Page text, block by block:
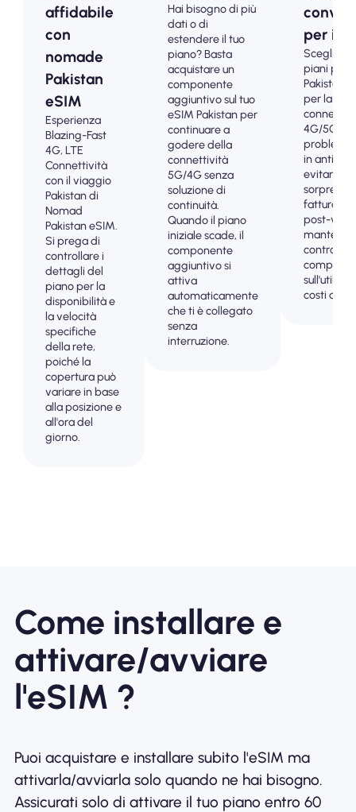
affidabile
con
nomade
Pakistan
eSIM
Esperienza
Blazing-Fast
4G, LTE
Connettività
con il viaggio
Pakistan di
Nomad
Pakistan eSIM.
Si prega di
controllare i
dettagli del
piano per la
disponibilità e
la velocità
specifiche
della rete,
poiché la
copertura può
variare in base
alla posizione e
all'ora del
giorno.
Hai bisogno di più
dati o di
estendere il tuo
piano? Basta
acquistare un
componente
aggiuntivo sul tuo
eSIM Pakistan per
continuare a
godere della
connettività
5G/4G senza
soluzione di
continuità.
Quando il piano
iniziale scade, il
componente
aggiuntivo si
attiva
automaticamente
che ti è collegato
senza
interruzione.
per i
Scegli i
piani
Pakistan
per la
4G/5G
problemi.
in
evitare le
sorprese
post-
controllo
completo
sull'utilizzo
costi dei
Come installare e
attivare/avviare
l'eSIM ?
Puoi acquistare e installare subito l'eSIM ma
attivarla/avviarla solo quando ne hai bisogno.
Assicurati solo di attivare il tuo piano entro 60